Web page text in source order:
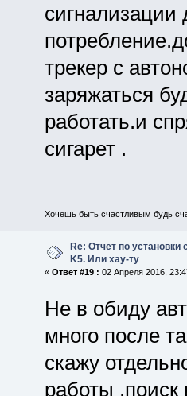
трекер с
заряжаться
работать.и
сигарет .
Хочешь быть счастливым будь
Re: Отчет по установки
K5. Или хау-ту
« Ответ #19 : 02 Апреля 2016,
Не в обиду
много после
скажу
работы .поиск